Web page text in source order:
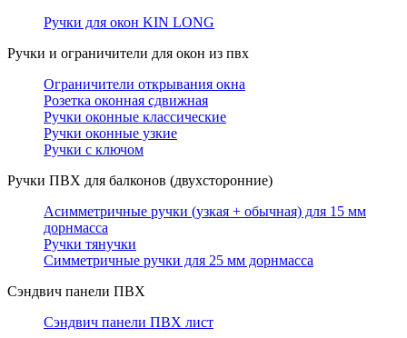
Ручки для окон KIN LONG
Ручки и ограничители для окон из пвх
Ограничители открывания окна
Розетка оконная сдвижная
Ручки оконные классические
Ручки оконные узкие
Ручки с ключом
Ручки ПВХ для балконов (двухсторонние)
Асимметричные ручки (узкая + обычная) для 15 мм
дорнмасса
Ручки тянучки
Симметричные ручки для 25 мм дорнмасса
Сэндвич панели ПВХ
Сэндвич панели ПВХ лист